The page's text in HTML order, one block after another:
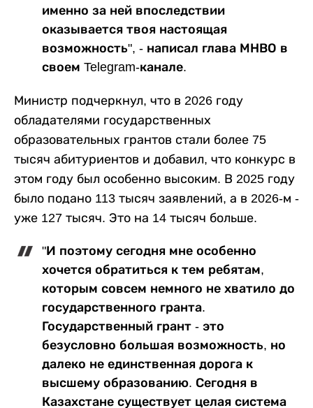
именно за ней впоследствии
оказывается твоя настоящая
возможность", - написал глава МНВО в
своем Telegram-канале.
Министр подчеркнул, что в 2026 году
обладателями государственных
образовательных грантов стали более 75
тысяч абитуриентов и добавил, что конкурс в
этом году был особенно высоким. В 2025 году
было подано 113 тысяч заявлений, а в 2026-м -
уже 127 тысяч. Это на 14 тысяч больше.
"И поэтому сегодня мне особенно
хочется обратиться к тем ребятам,
которым совсем немного не хватило до
государственного гранта.
Государственный грант - это
безусловно большая возможность, но
далеко не единственная дорога к
высшему образованию. Сегодня в
Казахстане существует целая система